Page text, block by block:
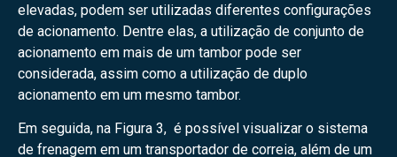
elevadas, podem ser utilizadas diferentes configurações
de acionamento. Dentre elas, a utilização de conjunto de
acionamento em mais de um tambor pode ser
considerada, assim como a utilização de duplo
acionamento em um mesmo tambor.
Em seguida, na Figura 3, é possível visualizar o sistema
de frenagem em um transportador de correia, além de um